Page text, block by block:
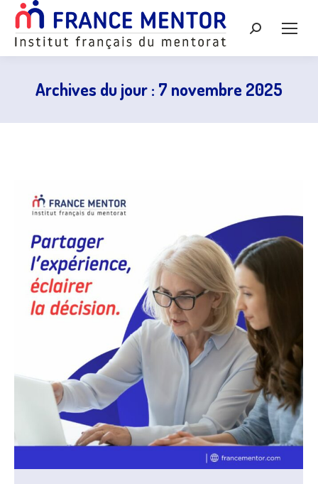
Recherche
:
Archives du jour : 7 novembre 2025